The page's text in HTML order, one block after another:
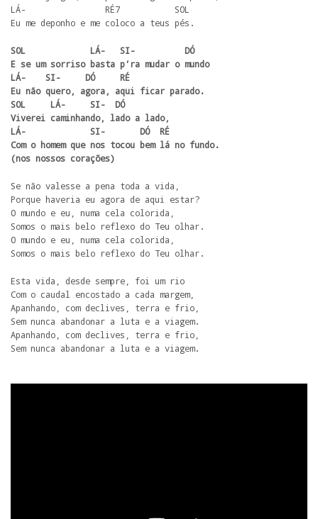
LÁ-                RÉ7           SOL
Eu me deponho e me coloco a teus pés.
SOL             LÁ-   SI-          DÓ
E se um sorriso basta p’ra mudar o mundo
LÁ-    SI-     DÓ     RÉ
Eu não quero, agora, aqui ficar parado.
SOL     LÁ-     SI-  DÓ
Viverei caminhando, lado a lado,
LÁ-             SI-       DÓ  RÉ
Com o homem que nos tocou bem lá no fundo.
(nos nossos corações)
Se não valesse a pena toda a vida,
Porque haveria eu agora de aqui estar?
O mundo e eu, numa cela colorida,
Somos o mais belo reflexo do Teu olhar.
O mundo e eu, numa cela colorida,
Somos o mais belo reflexo do Teu olhar.
Esta vida, desde sempre, foi um rio
Com o caudal encostado a cada margem,
Apanhando, com declives, terra e frio,
Sem nunca abandonar a luta e a viagem.
Apanhando, com declives, terra e frio,
Sem nunca abandonar a luta e a viagem.